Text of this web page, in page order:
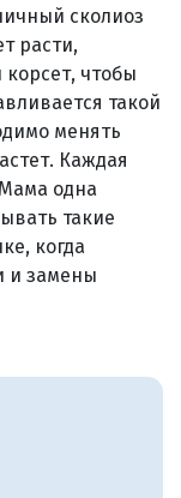
сколиоз
расти,
чтобы
такой
менять
Каждая
одна
такие
когда
и замены